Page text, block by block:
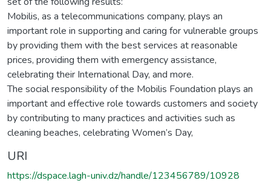
Mobilis, as a telecommunications company, plays an
important role in supporting and caring for vulnerable groups
by providing them with the best services at reasonable
prices, providing them with emergency assistance,
celebrating their International Day, and more.
The social responsibility of the Mobilis Foundation plays an
important and effective role towards customers and society
by contributing to many practices and activities such as
cleaning beaches, celebrating Women’s Day,
URI
https://dspace.lagh-univ.dz/handle/123456789/10928